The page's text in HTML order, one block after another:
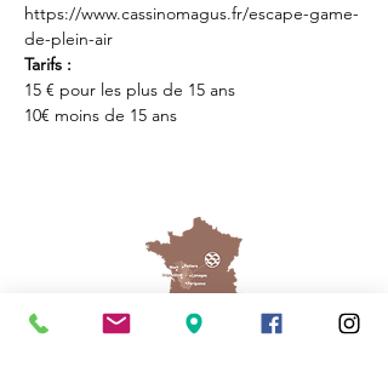
https://www.cassinomagus.fr/escape-game-
de-plein-air
Tarifs :
15 € pour les plus de 15 ans
10€ moins de 15 ans